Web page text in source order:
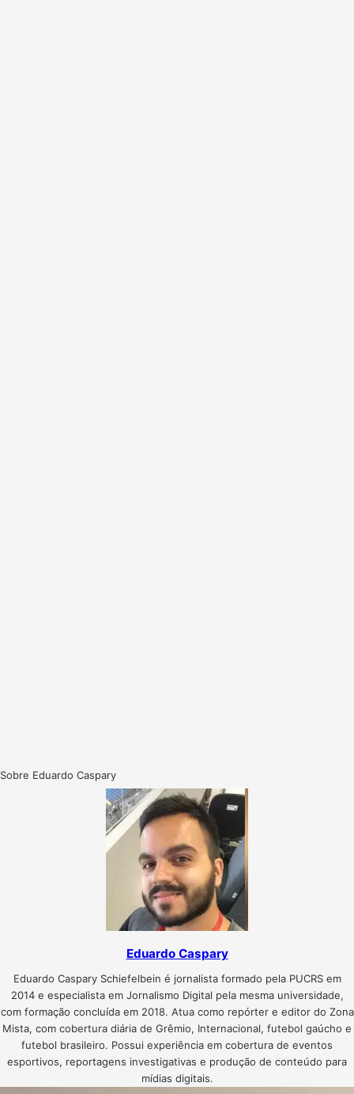
Sobre Eduardo Caspary
Eduardo Caspary
Eduardo Caspary Schiefelbein é jornalista formado pela PUCRS em
2014 e especialista em Jornalismo Digital pela mesma universidade,
com formação concluída em 2018. Atua como repórter e editor do Zona
Mista, com cobertura diária de Grêmio, Internacional, futebol gaúcho e
futebol brasileiro. Possui experiência em cobertura de eventos
esportivos, reportagens investigativas e produção de conteúdo para
mídias digitais.